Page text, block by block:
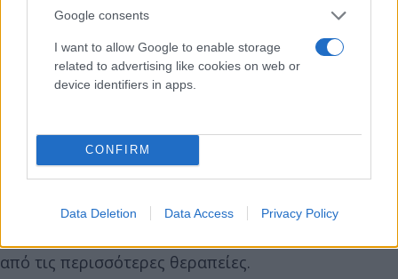
Google consents
I want to allow Google to enable storage
related to advertising like cookies on web or
device identifiers in apps.
CONFIRM
Data Deletion Data Access Privacy Policy
επηρεάζει μονοπάτια επιβίωσης των καρκινικών
κυττάρων, όπως το NF-κB, το οποίο συχνά
συνδέεται με αντοχή στη χημειοθεραπεία.
Επιπλέον, φαίνεται να επηρεάζει και τους
καθιστώντας τα πιο ευαίσθητα σε σήματα που
οδηγούν σε καταστροφή τους. Αυτή η πολυεπίπεδη
αντιμετώπιση του γλοιοβλαστώματος, το οποίο
από τις περισσότερες θεραπείες.